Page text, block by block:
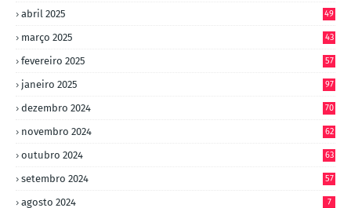
abril 2025 49
março 2025 43
fevereiro 2025 57
janeiro 2025 97
dezembro 2024 70
novembro 2024 62
outubro 2024 63
setembro 2024 57
agosto 2024 7